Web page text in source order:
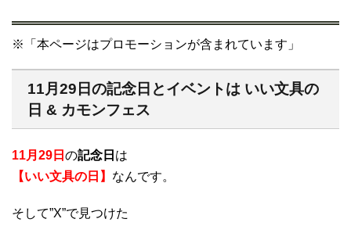
※「本ページはプロモーションが含まれています」
11月29日の記念日とイベントは いい文具の
日 & カモンフェス
11月29日 の記念日 は
【いい文具の日】 なんです。
そして”X”で見つけた